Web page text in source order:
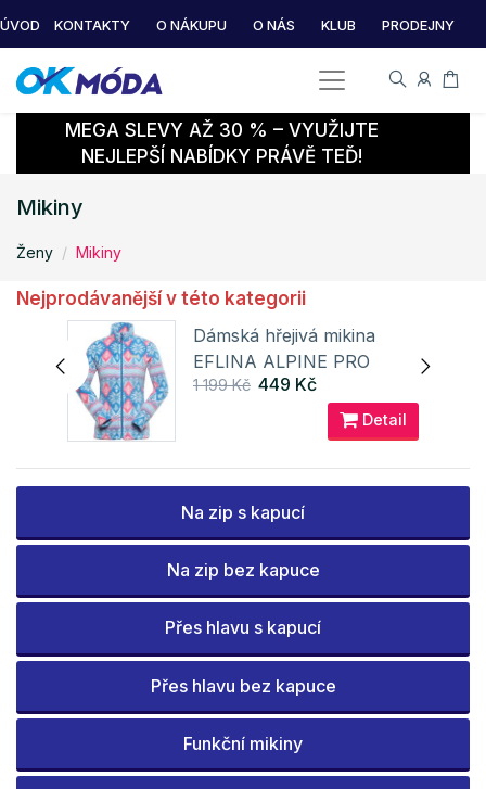
ÚVOD KONTAKTY O NÁKUPU O NÁS KLUB PRODEJNY
MEGA SLEVY AŽ 30 % – VYUŽIJTE
NEJLEPŠÍ NABÍDKY PRÁVĚ TEĎ!
Mikiny
Ženy Mikiny
Nejprodávanější v této kategorii
Dámská hřejivá mikina
EFLINA ALPINE PRO
1 199 Kč 449 Kč
Detail
Na zip s kapucí
Na zip bez kapuce
Přes hlavu s kapucí
Přes hlavu bez kapuce
Funkční mikiny